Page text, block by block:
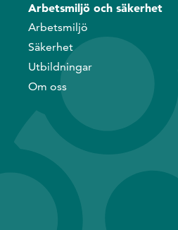
Forskningsprojekt
Postdoc-stöd
Handelns studentuppsatspris
Infrastrukturellt stöd
Planeringsanslag
Unga forskare
Varför bidrar Handelsrådet?
Forskningssatsningar
Kompetens och omställning
Arbetsmiljö och säkerhet
Arbetsmiljö
Säkerhet
Utbildningar
Om oss